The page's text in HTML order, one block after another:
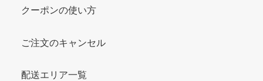
クーポンの使い方
ご注文のキャンセル
配送エリア一覧